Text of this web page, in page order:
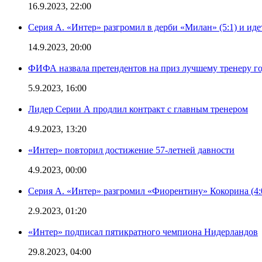
16.9.2023, 22:00
Серия А. «Интер» разгромил в дерби «Милан» (5:1) и
14.9.2023, 20:00
ФИФА назвала претендентов на приз лучшему тренеру
5.9.2023, 16:00
Лидер Серии А продлил контракт с главным тренером
4.9.2023, 13:20
«Интер» повторил достижение 57-летней давности
4.9.2023, 00:00
Серия А. «Интер» разгромил «Фиорентину» Кокорина
2.9.2023, 01:20
«Интер» подписал пятикратного чемпиона Нидерландов
29.8.2023, 04:00